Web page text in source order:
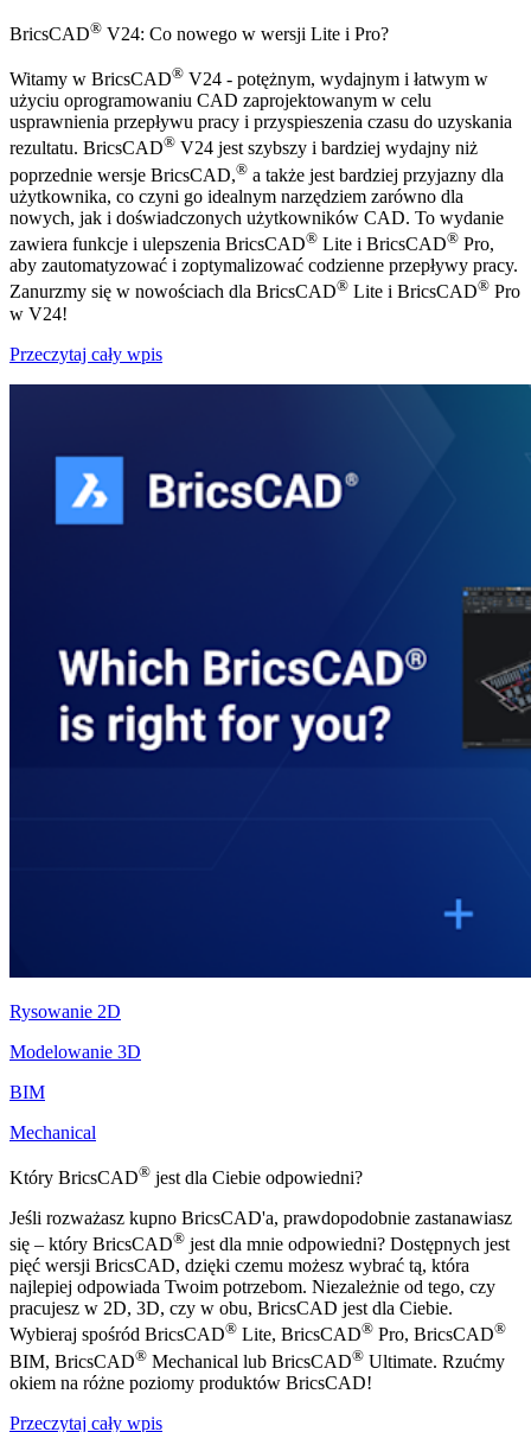
BricsCAD® V24: Co nowego w wersji Lite i Pro?
Witamy w BricsCAD® V24 - potężnym, wydajnym i łatwym w
użyciu oprogramowaniu CAD zaprojektowanym w celu
usprawnienia przepływu pracy i przyspieszenia czasu do uzyskania
rezultatu. BricsCAD® V24 jest szybszy i bardziej wydajny niż
poprzednie wersje BricsCAD,® a także jest bardziej przyjazny dla
użytkownika, co czyni go idealnym narzędziem zarówno dla
nowych, jak i doświadczonych użytkowników CAD. To wydanie
zawiera funkcje i ulepszenia BricsCAD® Lite i BricsCAD® Pro,
aby zautomatyzować i zoptymalizować codzienne przepływy pracy.
Zanurzmy się w nowościach dla BricsCAD® Lite i BricsCAD® Pro
w V24!
Przeczytaj cały wpis
Rysowanie 2D
Modelowanie 3D
BIM
Mechanical
Który BricsCAD® jest dla Ciebie odpowiedni?
Jeśli rozważasz kupno BricsCAD'a, prawdopodobnie zastanawiasz
się – który BricsCAD® jest dla mnie odpowiedni? Dostępnych jest
pięć wersji BricsCAD, dzięki czemu możesz wybrać tą, która
najlepiej odpowiada Twoim potrzebom. Niezależnie od tego, czy
pracujesz w 2D, 3D, czy w obu, BricsCAD jest dla Ciebie.
Wybieraj spośród BricsCAD® Lite, BricsCAD® Pro, BricsCAD®
BIM, BricsCAD® Mechanical lub BricsCAD® Ultimate. Rzućmy
okiem na różne poziomy produktów BricsCAD!
Przeczytaj cały wpis